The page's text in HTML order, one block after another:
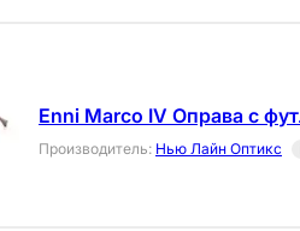
Enni Marco IV Оправа с
Производитель: Нью Лайн Оптикс